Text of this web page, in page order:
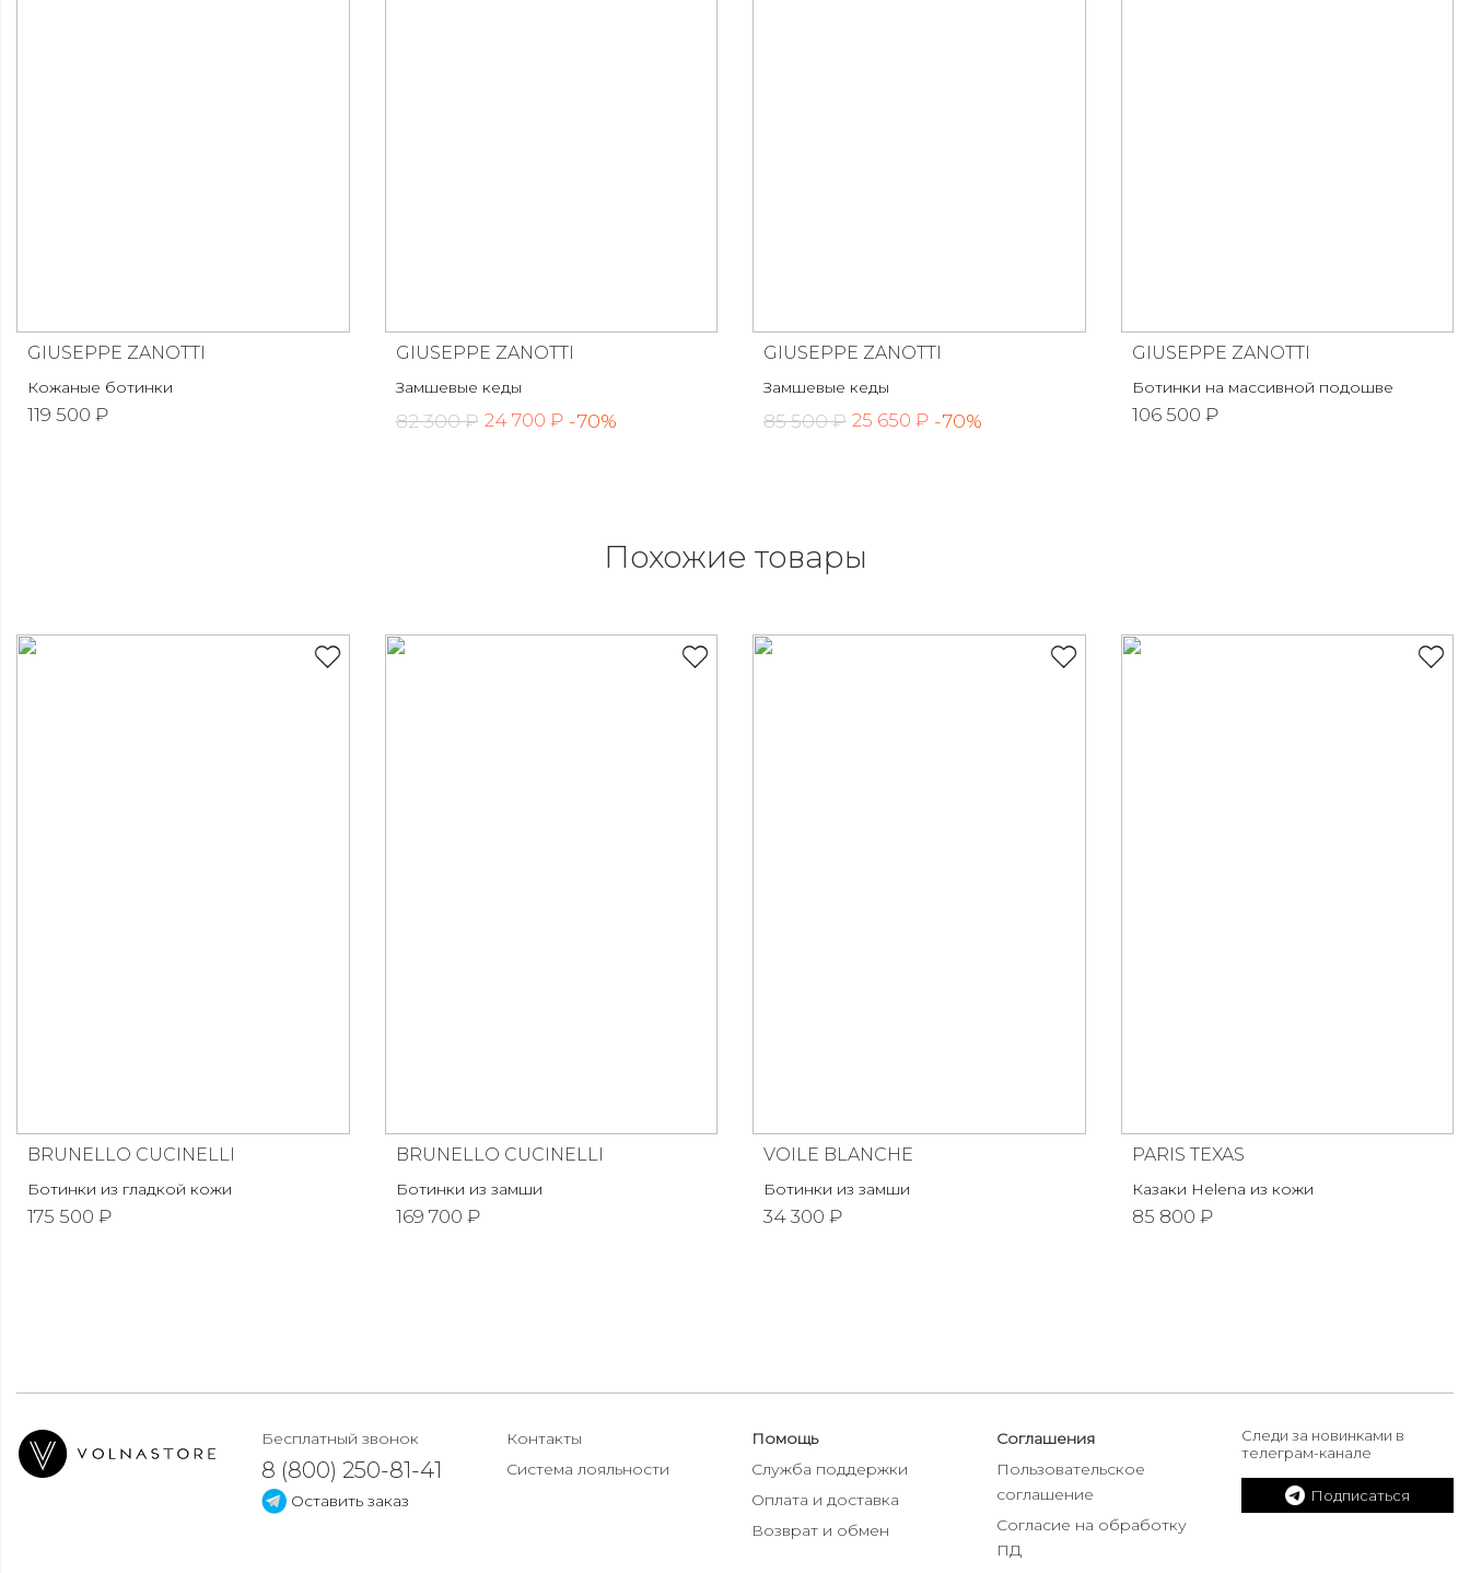
GIUSEPPE ZANOTTI
Кожаные ботинки
119 500 ₽
GIUSEPPE ZANOTTI
Замшевые кеды
82 300 ₽ 24 700 ₽ -70%
GIUSEPPE ZANOTTI
Замшевые кеды
85 500 ₽ 25 650 ₽ -70%
GIUSEPPE ZANOTTI
Ботинки на массивной подошве
106 500 ₽
Похожие товары
BRUNELLO CUCINELLI
Ботинки из гладкой кожи
175 500 ₽
BRUNELLO CUCINELLI
Ботинки из замши
169 700 ₽
VOILE BLANCHE
Ботинки из замши
34 300 ₽
PARIS TEXAS
Казаки Helena из кожи
85 800 ₽
Бесплатный звонок
8 (800) 250-81-41
Оставить заказ
Контакты
Система лояльности
Помощь
Служба поддержки
Оплата и доставка
Возврат и обмен
Соглашения
Пользовательское
соглашение
Согласие на обработку
ПД
Следи за новинками в
телеграм-канале
Подписаться